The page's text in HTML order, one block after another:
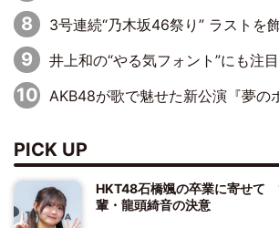
3号連続“乃木坂46祭り” ラストを飾るのは賀喜遥香…5年ぶりの登場に「5年分大
井上和の“やる気フォント”にも注目 乃木坂46が挑んだ書
AKB48が歌で魅せた新公演『夢のポップスター』 初日
PICK UP
HKT48石橋颯の卒業に寄せて
輩・龍頭綺音の決意